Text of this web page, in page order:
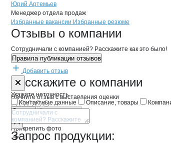
Юрий Артемьев
Менеджер отдела продаж
Брендыкомпани Первая
Вакансии вПервая СКНК
Избранные вакансии Избранные резюме
Новости oПервая СКНК
Отзывы о компании
Сотрудничали с компанией? Расскажите как это было!
Правила публикации отзывов
Добавить отзыв
Расскажите о компании
Начните отзыв с выставления оценки
Прикрепить фото
Форма обратной связи о
Укажите неточность
Контактные данные
Описание, товары
Отмена Опубликовать
Запрос продукции: